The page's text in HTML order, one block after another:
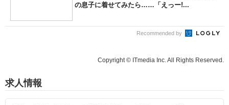
の息子に着せてみたら……「えっー!...
Recommended by
Copyright © ITmedia Inc. All Rights Reserved.
求人情報